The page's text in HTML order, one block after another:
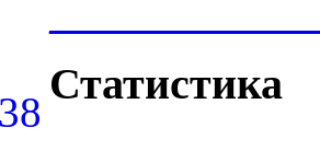
Статистика